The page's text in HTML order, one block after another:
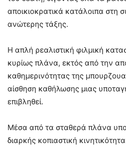
αποικιοκρατικά κατάλοιπα στη
ανώτερης τάξης.
Η απλή ρεαλιστική φιλμική
κυρίως πλάνα, εκτός από την
καθημερινότητας της
αίσθηση καθήλωσης μιας
επιβληθεί.
Μέσα από τα σταθερά πλάνα
διαρκής κοπιαστική